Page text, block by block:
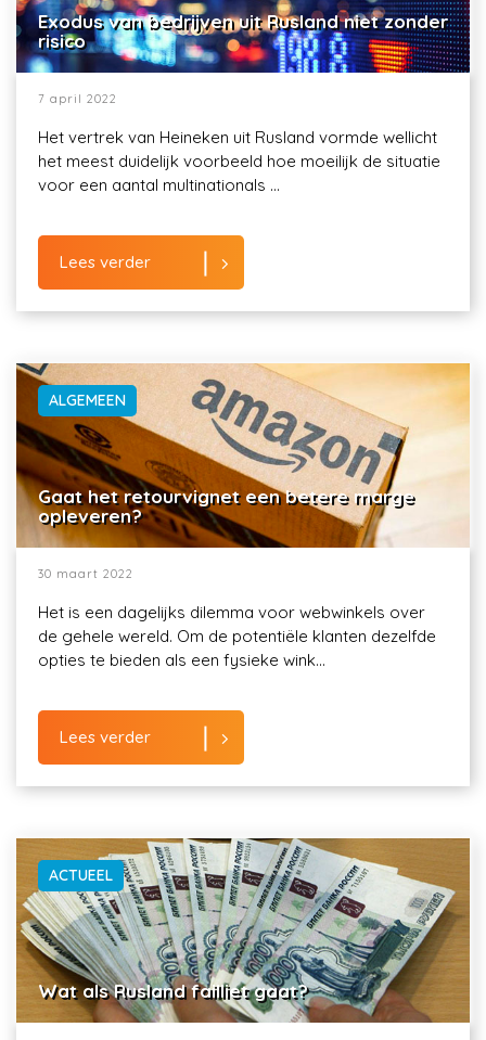
Exodus van bedrijven uit Rusland niet zonder
risico
7 april 2022
Het vertrek van Heineken uit Rusland vormde wellicht
het meest duidelijk voorbeeld hoe moeilijk de situatie
voor een aantal multinationals ...
Lees verder
ALGEMEEN
Gaat het retourvignet een betere marge
opleveren?
30 maart 2022
Het is een dagelijks dilemma voor webwinkels over
de gehele wereld. Om de potentiële klanten dezelfde
opties te bieden als een fysieke wink...
Lees verder
ACTUEEL
Wat als Rusland failliet gaat?